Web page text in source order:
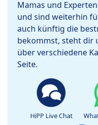
Mamas und
und sind weiterhin
auch künftig die
bekommst, steht dir
über verschiedene
Seite.
HiPP Live Chat